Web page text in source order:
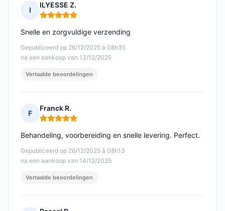
I
ILYESSE Z.
Opmerking: 5 van 5
Gepubliceerd op 26/12/2025 à 08h35
na een aankoop van 13/12/2025
Snelle en zorgvuldige verzending
Vertaalde beoordelingen
F
Franck R.
Opmerking: 5 van 5
Gepubliceerd op 26/12/2025 à 08h13
na een aankoop van 14/12/2025
Behandeling, voorbereiding en snelle levering. Perfect.
Vertaalde beoordelingen